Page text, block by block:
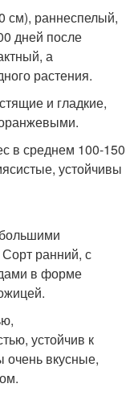
см), раннеспелый,
дней после
а
растения.
и гладкие,
в среднем 100-150
устойчивы
ранний, с
в форме
устойчив к
очень вкусные,